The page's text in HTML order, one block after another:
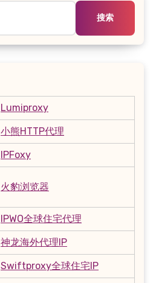
Lumiproxy
小熊HTTP代理
IPFoxy
火豹浏览器
IPWO全球住宅代理
神龙海外代理IP
Swiftproxy全球住宅IP